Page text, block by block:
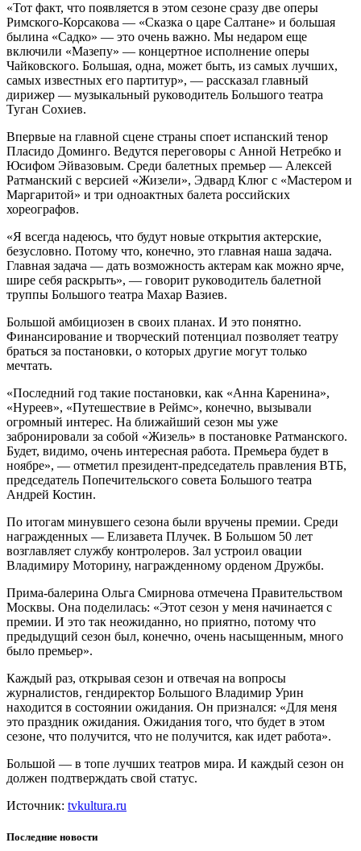
«Тот факт, что появляется в этом сезоне сразу две оперы
Римского-Корсакова — «Сказка о царе Салтане» и большая
былина «Садко» — это очень важно. Мы недаром еще
включили «Мазепу» — концертное исполнение оперы
Чайковского. Большая, одна, может быть, из самых лучших,
самых известных его партитур», — рассказал главный
дирижер — музыкальный руководитель Большого театра
Туган Сохиев.
Впервые на главной сцене страны споет испанский тенор
Пласидо Доминго. Ведутся переговоры с Анной Нетребко и
Юсифом Эйвазовым. Среди балетных премьер — Алексей
Ратманский с версией «Жизели», Эдвард Клюг с «Мастером и
Маргаритой» и три одноактных балета российских
хореографов.
«Я всегда надеюсь, что будут новые открытия актерские,
безусловно. Потому что, конечно, это главная наша задача.
Главная задача — дать возможность актерам как можно ярче,
шире себя раскрыть», — говорит руководитель балетной
труппы Большого театра Махар Вазиев.
Большой амбициозен в своих планах. И это понятно.
Финансирование и творческий потенциал позволяет театру
браться за постановки, о которых другие могут только
мечтать.
«Последний год такие постановки, как «Анна Каренина»,
«Нуреев», «Путешествие в Реймс», конечно, вызывали
огромный интерес. На ближайший сезон мы уже
забронировали за собой «Жизель» в постановке Ратманского.
Будет, видимо, очень интересная работа. Премьера будет в
ноябре», — отметил президент-председатель правления ВТБ,
председатель Попечительского совета Большого театра
Андрей Костин.
По итогам минувшего сезона были вручены премии. Среди
награжденных — Елизавета Плучек. В Большом 50 лет
возглавляет службу контролеров. Зал устроил овации
Владимиру Моторину, награжденному орденом Дружбы.
Прима-балерина Ольга Смирнова отмечена Правительством
Москвы. Она поделилась: «Этот сезон у меня начинается с
премии. И это так неожиданно, но приятно, потому что
предыдущий сезон был, конечно, очень насыщенным, много
было премьер».
Каждый раз, открывая сезон и отвечая на вопросы
журналистов, гендиректор Большого Владимир Урин
находится в состоянии ожидания. Он признался: «Для меня
это праздник ожидания. Ожидания того, что будет в этом
сезоне, что получится, что не получится, как идет работа».
Большой — в топе лучших театров мира. И каждый сезон он
должен подтверждать свой статус.
Источник: tvkultura.ru
Последние новости